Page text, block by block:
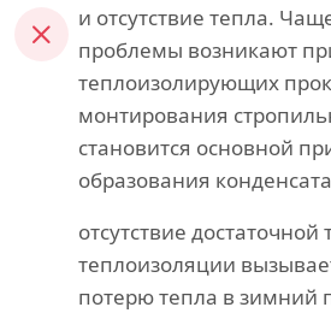
и отсутствие тепла.
проблемы возникают
теплоизолирующих
монтирования
становится основной
образования
отсутствие
теплоизоляции
потерю тепла в зимний